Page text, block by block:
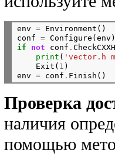
env = Environment()
conf = Configure(env)
if
not conf .
print ( 'vector.h
    Exit(
1 )
env = conf .
Проверка
наличия
помощью